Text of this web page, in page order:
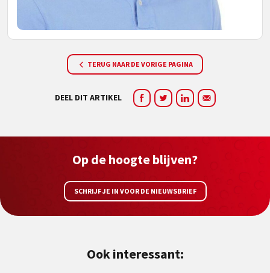
TERUG NAAR DE VORIGE PAGINA
DEEL DIT ARTIKEL
Op de hoogte blijven?
SCHRIJF JE IN VOOR DE NIEUWSBRIEF
Ook interessant: